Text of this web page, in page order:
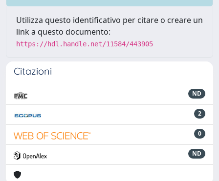
Utilizza questo identificativo per citare o creare un
link a questo documento:
https://hdl.handle.net/11584/443905
Citazioni
ND
2
0
ND